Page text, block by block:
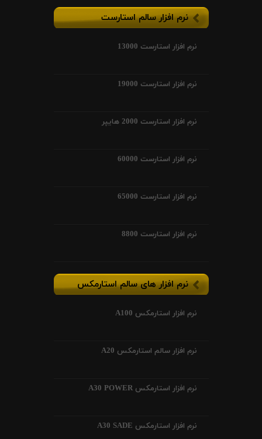
نرم افزار سالم استارست
نرم افزار استارست 13000
نرم افزار استارست 19000
نرم افزار استارست 2000 هایپر
نرم افزار استارست 60000
نرم افزار استارست 65000
نرم افزار استارست 8800
نرم افزار های سالم استارمکس
نرم افزار استارمکس A100
نرم افزار سالم استارمکس A20
نرم افزار استارمکس A30 POWER
نرم افزار استارمکس A30 SADE